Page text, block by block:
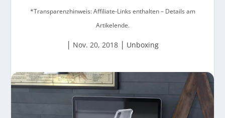
*Transparenzhinweis: Affiliate-Links enthalten – Details am
Artikelende.
| Nov. 20, 2018 | Unboxing